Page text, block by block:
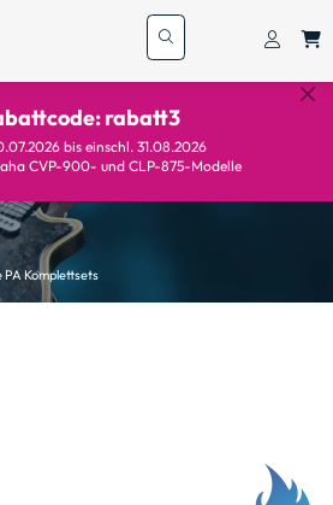
rabatt3
bis einschl. 31.08.2026
CVP-900- und CLP-875-Modelle
PA Komplettsets